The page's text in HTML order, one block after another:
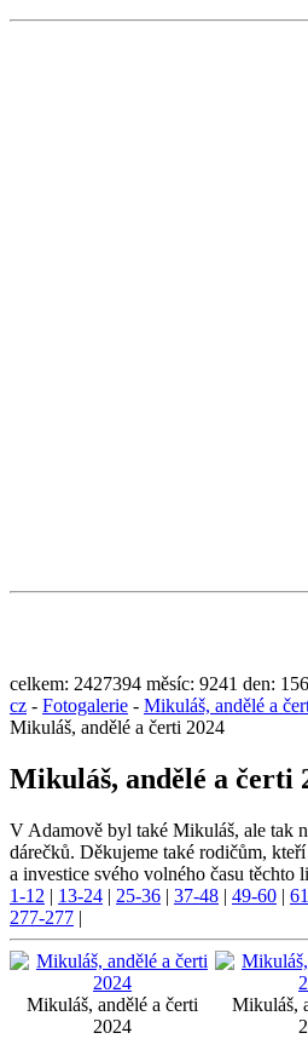
celkem: 2427394 měsíc: 9241 den:
cz - Fotogalerie - Mikuláš, andělé a
Mikuláš, andělé a čerti 2024
Mikuláš, andělé a čerti
V Adamově byl také Mikuláš, ale tak
dárečků. Děkujeme také rodičům,
a investice svého volného času
1-12 | 13-24 | 25-36 | 37-48 | 49-60 |
277-277 |
Mikuláš, andělé a čerti
2024
Mikuláš,